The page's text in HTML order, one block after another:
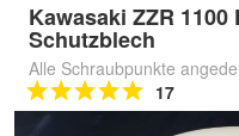
Kawasaki ZZR
Schutzblech
Alle Schraubpunkte
17